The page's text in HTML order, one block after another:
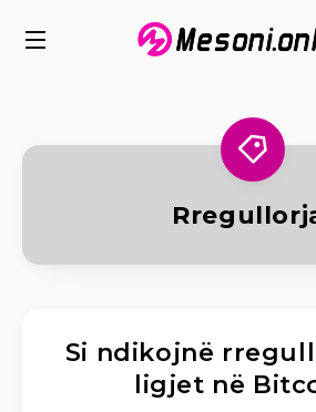
Si ndikojnë
ligjet në